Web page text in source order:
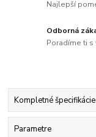
Najlepší
Odborná
Poradíme ti s
Kompletné špecifikácie
Parametre